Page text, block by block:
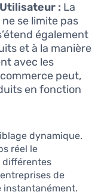
: La
se limite pas
également
et à la manière
avec les
peut,
en fonction
dynamique.
réel le
différentes
de
instantanément.